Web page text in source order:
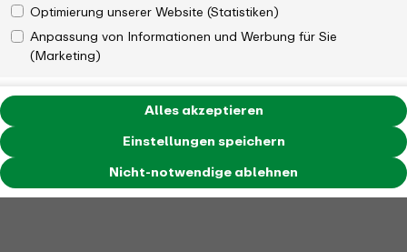
Optimierung unserer Website (Statistiken)
Anpassung von Informationen und Werbung für Sie
(Marketing)
Einstellungen speichern
Nicht-notwendige ablehnen
Alles akzeptieren